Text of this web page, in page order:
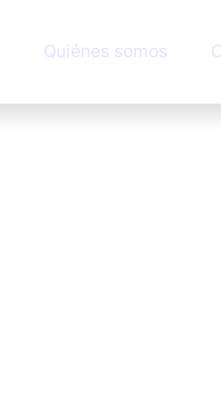
Quiénes somos